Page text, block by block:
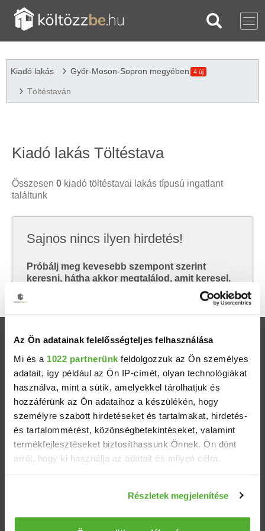
Az Ön adatainak felelősségteljes felhasználása
Mi és a 1022 partnerünk feldolgozzuk az Ön személyes
adatait, így például az Ön IP-címét, olyan technológiákat
használva, mint a sütik, amelyekkel tárolhatjuk és
hozzáférünk az Ön adataihoz a készülékén, hogy
személyre szabott hirdetéseket és tartalmakat, hirdetés-
és tartalommérést, közönségbetekintéseket, valamint
termékfejlesztéseket biztosíthassunk Önnek. Ön dönt
arról, hogy ki használja az adatait és milyen célra.
Információgyűjtés az Ön földrajzi elhelyezkedéséről
pár méteres pontossággal
Részletek megjelenítése
Kiadó lakás Győr-Moson-Sopron megyében 4 új
Töltéstaván
Kiadó lakás Töltéstava
Összesen 0 kiadó töltéstavai lakás típusú ingatlant
találtunk
Sajnos nincs ilyen hirdetés!
Próbálj meg kevesebb szempont szerint
keresni, hátha akkor megtalálod, amit keresel.
Ingatlanok
Eladó házak
Eladó lakások